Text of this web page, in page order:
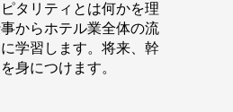
タリティとは何かを理
からホテル業全体の流
学習します。将来、幹
身につけます。